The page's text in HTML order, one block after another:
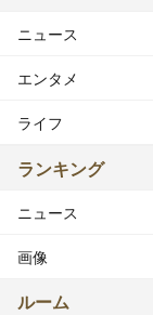
ニュース
エンタメ
ライフ
ランキング
ニュース
画像
ルーム